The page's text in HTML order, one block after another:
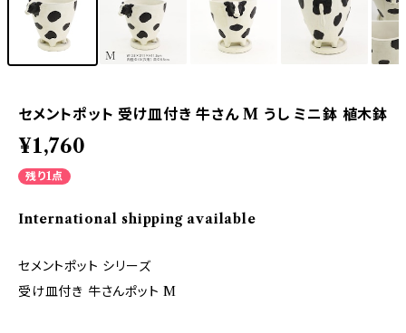
セメントポット 受け皿付き 牛さん M うし ミニ鉢 植木鉢
¥1,760
残り1点
International shipping available
セメントポット シリーズ
受け皿付き 牛さんポット M